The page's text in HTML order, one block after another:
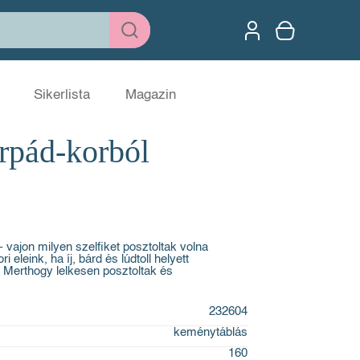
Sikerlista Magazin
korból
vajon milyen szelfiket posztoltak volna
eleink, ha íj, bárd és lúdtoll helyett
lelkesen posztoltak és
232604
keménytáblás
160